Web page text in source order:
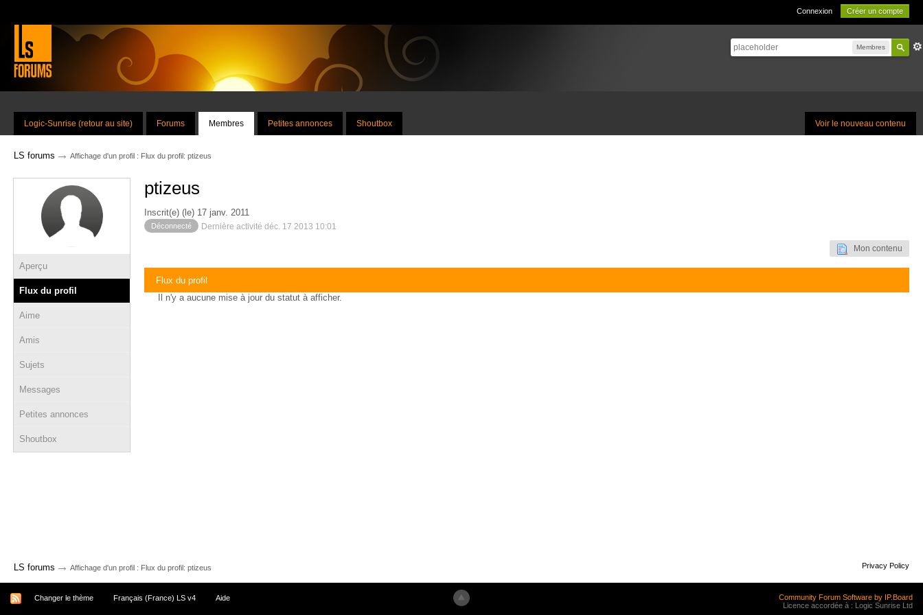
Connexion Créer un compte
Membres
Voir le nouveau contenu
Logic-Sunrise (retour au site) Forums Membres Petites annonces Shoutbox
LS forums → Affichage d'un profil : Flux du profil: ptizeus
Aperçu
Flux du profil
Aime
Amis
Sujets
Messages
Petites annonces
Shoutbox
ptizeus
Inscrit(e) (le) 17 janv. 2011
Déconnecté Dernière activité déc. 17 2013 10:01
Mon contenu
Flux du profil
Il n'y a aucune mise à jour du statut à afficher.
LS forums → Affichage d'un profil : Flux du profil: ptizeus Privacy Policy
Changer le thème Français (France) LS v4 Aide
Community Forum Software by IP.Board
Licence accordée à : Logic Sunrise Ltd